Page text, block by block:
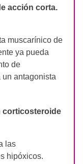
acción corta.
muscarínico de
ya pueda
de
antagonista
corticosteroide
las
hipóxicos.